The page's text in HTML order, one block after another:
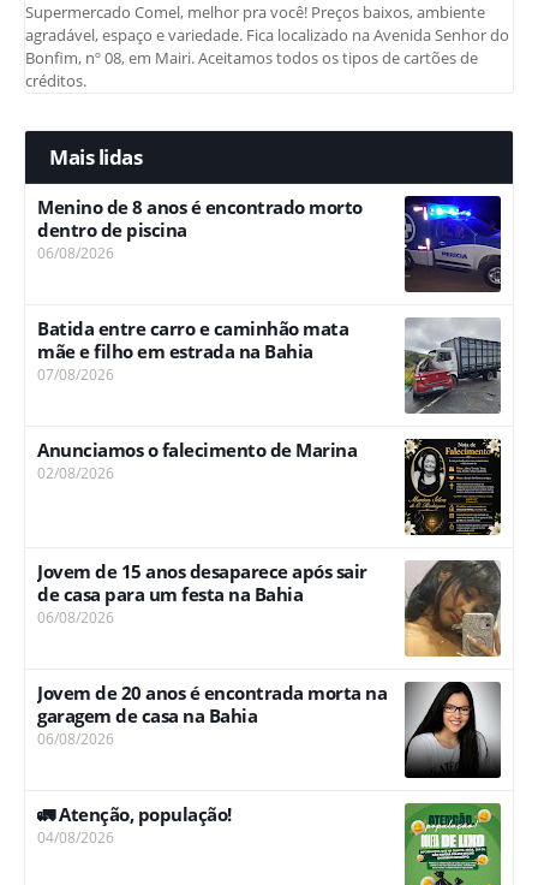
Supermercado Comel, melhor pra você! Preços baixos, ambiente
agradável, espaço e variedade. Fica localizado na Avenida Senhor do
Bonfim, nº 08, em Mairi. Aceitamos todos os tipos de cartões de
créditos.
Mais lidas
Menino de 8 anos é encontrado morto
dentro de piscina
06/08/2026
Batida entre carro e caminhão mata
mãe e filho em estrada na Bahia
07/08/2026
Anunciamos o falecimento de Marina
02/08/2026
Jovem de 15 anos desaparece após sair
de casa para um festa na Bahia
06/08/2026
Jovem de 20 anos é encontrada morta na
garagem de casa na Bahia
06/08/2026
🚛 Atenção, população!
04/08/2026